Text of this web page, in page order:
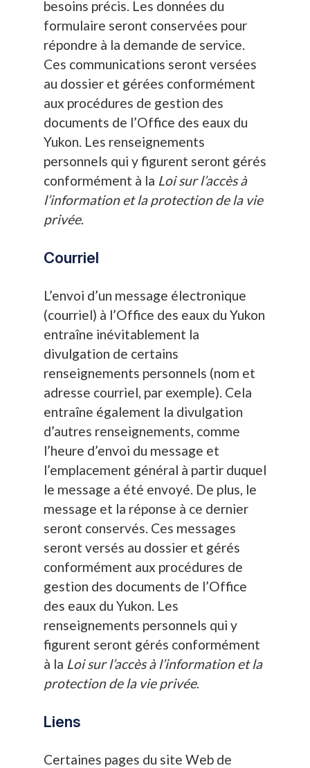
besoins précis. Les données du
formulaire seront conservées pour
répondre à la demande de service.
Ces communications seront versées
au dossier et gérées conformément
aux procédures de gestion des
documents de l’Office des eaux du
Yukon. Les renseignements
personnels qui y figurent seront gérés
conformément à la Loi sur l’accès à
l’information et la protection de la vie
privée.
Courriel
L’envoi d’un message électronique
(courriel) à l’Office des eaux du Yukon
entraîne inévitablement la
divulgation de certains
renseignements personnels (nom et
adresse courriel, par exemple). Cela
entraîne également la divulgation
d’autres renseignements, comme
l’heure d’envoi du message et
l’emplacement général à partir duquel
le message a été envoyé. De plus, le
message et la réponse à ce dernier
seront conservés. Ces messages
seront versés au dossier et gérés
conformément aux procédures de
gestion des documents de l’Office
des eaux du Yukon. Les
renseignements personnels qui y
figurent seront gérés conformément
à la Loi sur l’accès à l’information et la
protection de la vie privée.
Liens
Certaines pages du site Web de